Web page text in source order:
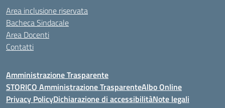
Area inclusione riservata
Bacheca Sindacale
Area Docenti
Contatti
Amministrazione Trasparente
STORICO Amministrazione TrasparenteAlbo Online
Privacy PolicyDichiarazione di accessibilitàNote legali